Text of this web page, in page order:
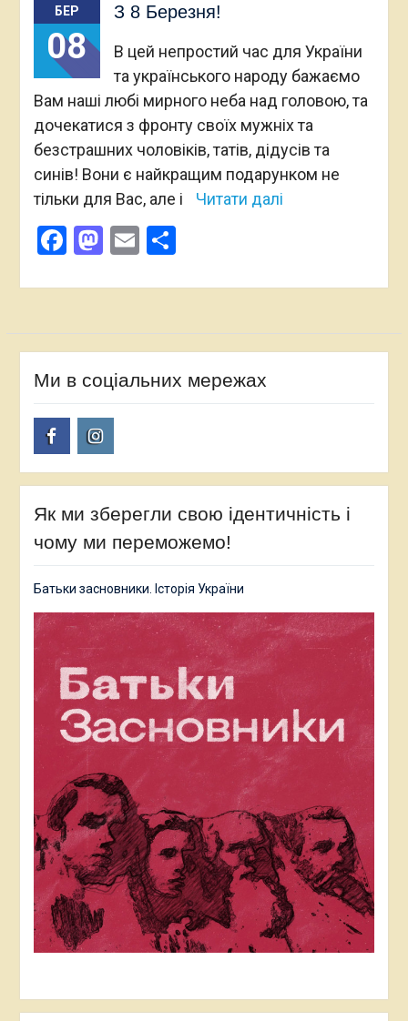
БЕР
08
З 8 Березня!
В цей непростий час для України
та українського народу бажаємо
Вам наші любі мирного неба над головою, та
дочекатися з фронту своїх мужніх та
безстрашних чоловіків, татів, дідусів та
синів! Вони є найкращим подарунком не
тільки для Вас, але і
Читати далі
Facebook
Mastodon
EmailПоділитися
Ми в соціальних мережах
Як ми зберегли свою ідентичність і
чому ми переможемо!
Батьки засновники. Історія України